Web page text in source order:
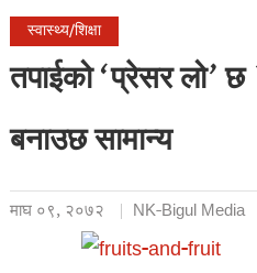
स्वास्थ्य/शिक्षा
तपाईको ‘प्रेसर लो’
बनाउछ सामान्य
माघ ०९, २०७२ NK-Bigul Media